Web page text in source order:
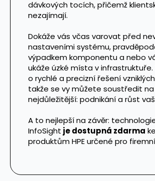
dávkových tocích, přičemž
nezajímají.
Dokáže vás včas varovat před
nastaveními systému,
výpadkem komponentu a nebo
ukáže úzké místa v
o rychlé a precizní řešení
takže se vy můžete soustředit
nejdůležitější: podnikání a růst
A to nejlepší na závěr: technologie
InfoSight je dostupná zdarma
produktům HPE určené pro